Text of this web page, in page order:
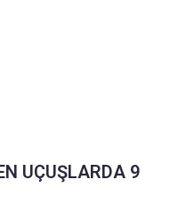
UÇUŞLARDA 9